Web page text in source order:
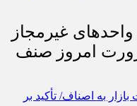
غیرمجاز
امروز صنف